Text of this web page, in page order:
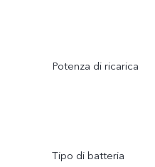
Potenza di ricarica
Tipo di batteria